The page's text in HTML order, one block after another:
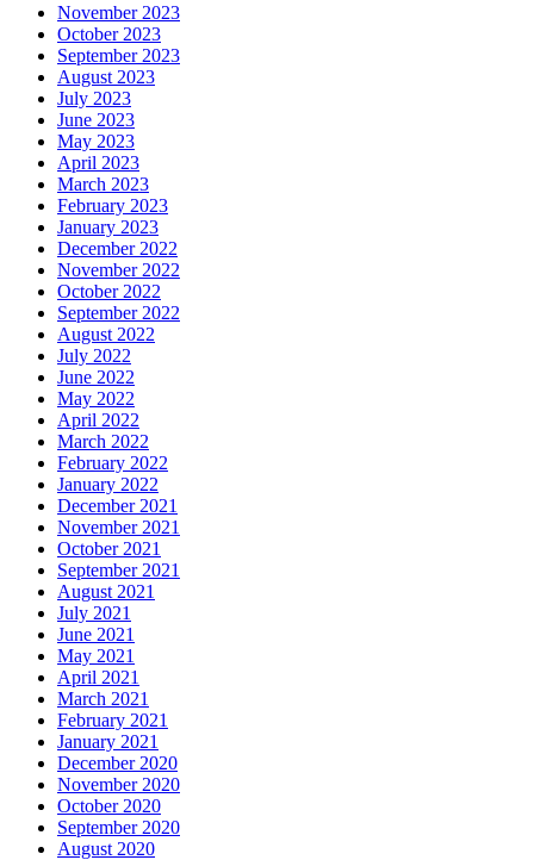
November 2023
October 2023
September 2023
August 2023
July 2023
June 2023
May 2023
April 2023
March 2023
February 2023
January 2023
December 2022
November 2022
October 2022
September 2022
August 2022
July 2022
June 2022
May 2022
April 2022
March 2022
February 2022
January 2022
December 2021
November 2021
October 2021
September 2021
August 2021
July 2021
June 2021
May 2021
April 2021
March 2021
February 2021
January 2021
December 2020
November 2020
October 2020
September 2020
August 2020